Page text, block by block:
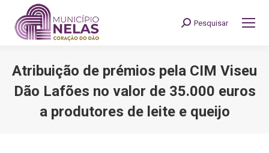
Search:
Pesquisar
Atribuição de prémios pela CIM Viseu
Dão Lafões no valor de 35.000 euros
a produtores de leite e queijo